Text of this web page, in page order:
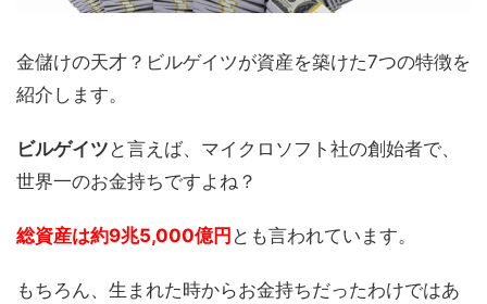
金儲けの天才？ビルゲイツが資産を築けた7つの特徴を
紹介します。
ビルゲイツ と言えば、マイクロソフト社の創始者で、
世界一のお金持ちですよね？
総資産は約9兆5,000億円 とも言われています。
もちろん、生まれた時からお金持ちだったわけではあ